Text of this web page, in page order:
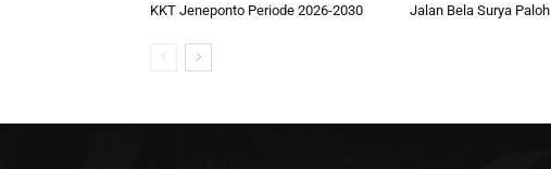
KKT Jeneponto Periode 2026-2030
Jalan Bela Surya Paloh